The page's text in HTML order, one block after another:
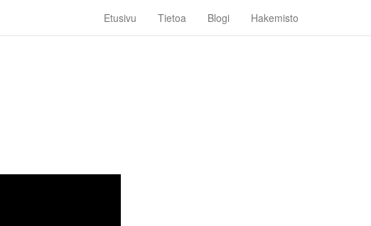
Etusivu Tietoa Blogi Hakemisto